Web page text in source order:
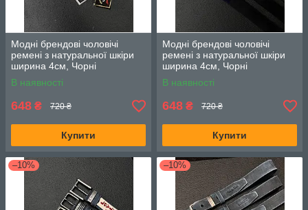
Модні брендові чоловічі
ремені з натуральної шкіри
ширина 4см, Чорні
В наявності
648 ₴ 720 ₴
Купити
Модні брендові чоловічі
ремені з натуральної шкіри
ширина 4см, Чорні
В наявності
648 ₴ 720 ₴
Купити
–10% –10%